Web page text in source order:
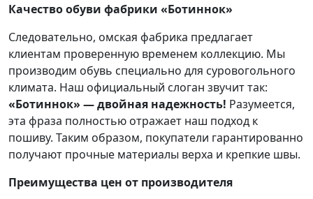
Качество обуви фабрики «Ботиннок»
Следовательно, омская фабрика предлагает
клиентам проверенную временем коллекцию. Мы
производим обувь специально для суровогольного
климата. Наш официальный слоган звучит так:
«Ботиннок» — двойная надежность! Разумеется,
эта фраза полностью отражает наш подход к
пошиву. Таким образом, покупатели гарантированно
получают прочные материалы верха и крепкие швы.
Преимущества цен от производителя